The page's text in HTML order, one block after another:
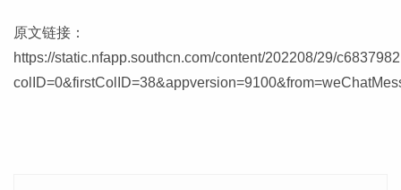
原文链接：
https://static.nfapp.southcn.com/content/202208/29/